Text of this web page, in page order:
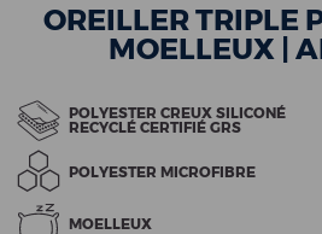
OREILLER TRIPLE
MOELLEUX |
POLYESTER CREUX SILICONÉ
RECYCLÉ CERTIFIÉ GRS
POLYESTER MICROFIBRE
MOELLEUX